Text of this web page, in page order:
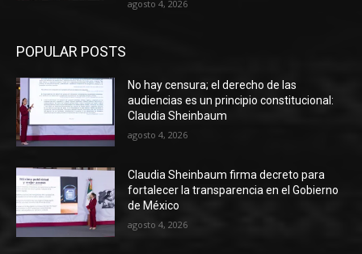
agosto 4, 2026
POPULAR POSTS
No hay censura; el derecho de las
audiencias es un principio constitucional:
Claudia Sheinbaum
agosto 4, 2026
Claudia Sheinbaum firma decreto para
fortalecer la transparencia en el Gobierno
de México
agosto 4, 2026